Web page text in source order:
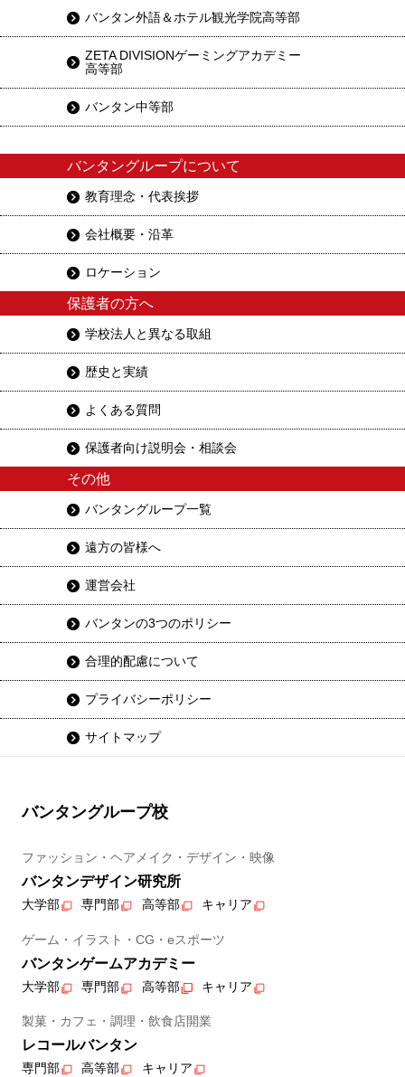
バンタン外語＆ホテル観光学院高等部
ZETA DIVISIONゲーミングアカデミー
高等部
バンタン中等部
バンタングループについて
教育理念・代表挨拶
会社概要・沿革
ロケーション
保護者の方へ
学校法人と異なる取組
歴史と実績
よくある質問
保護者向け説明会・相談会
その他
バンタングループ一覧
遠方の皆様へ
運営会社
バンタンの3つのポリシー
合理的配慮について
プライバシーポリシー
サイトマップ
バンタングループ校
ファッション・ヘアメイク・デザイン・映像
バンタンデザイン研究所
大学部 専門部 高等部 キャリア
ゲーム・イラスト・CG・eスポーツ
バンタンゲームアカデミー
大学部 専門部 高等部 キャリア
製菓・カフェ・調理・飲食店開業
レコールバンタン
専門部 高等部 キャリア